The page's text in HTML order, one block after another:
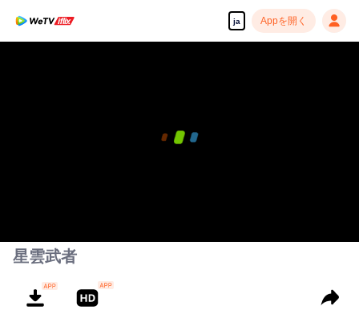
ja Appを開く
星雲武者